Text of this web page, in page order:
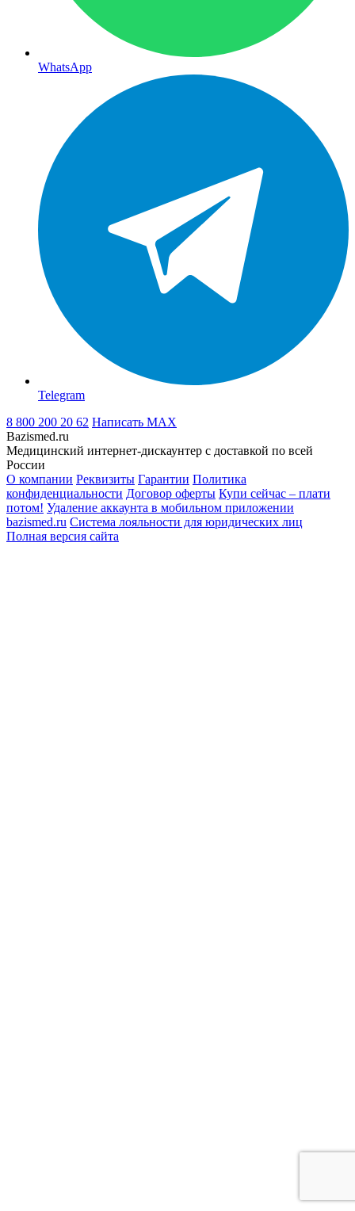
WhatsApp
Telegram
8 800 200 20 62 Написать MAX
Bazismed.ru
Медицинский интернет-дискаунтер с доставкой по всей
России
О компании Реквизиты Гарантии Политика
конфиденциальности Договор оферты Купи сейчас – плати
потом! Удаление аккаунта в мобильном приложении
bazismed.ru Система лояльности для юридических лиц
Полная версия сайта